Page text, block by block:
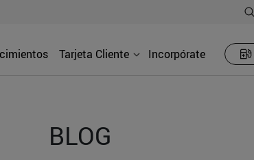
Tarjeta Cliente Incorpórate
BLOG